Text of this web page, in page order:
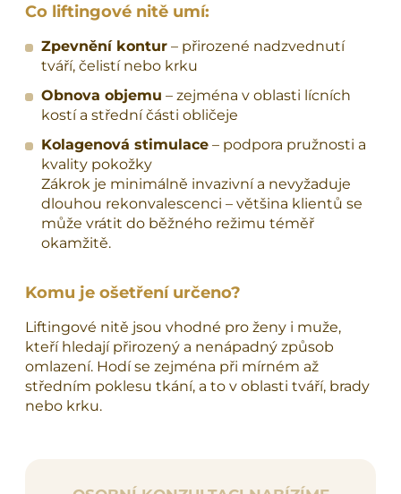
Co liftingové nitě umí:
Zpevnění kontur – přirozené nadzvednutí
tváří, čelistí nebo krku
Obnova objemu – zejména v oblasti lícních
kostí a střední části obličeje
Kolagenová stimulace – podpora pružnosti a
kvality pokožky
Zákrok je minimálně invazivní a nevyžaduje
dlouhou rekonvalescenci – většina klientů se
může vrátit do běžného režimu téměř
okamžitě.
Komu je ošetření určeno?
Liftingové nitě jsou vhodné pro ženy i muže,
kteří hledají přirozený a nenápadný způsob
omlazení. Hodí se zejména při mírném až
středním poklesu tkání, a to v oblasti tváří, brady
nebo krku.